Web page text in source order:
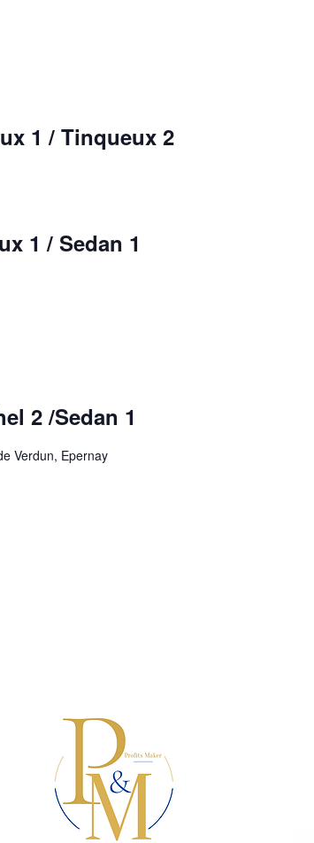
1 / Tinqueux 2
1 / Sedan 1
2 /Sedan 1
Verdun, Epernay